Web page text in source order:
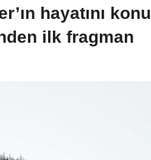
hayatını konu
ilk fragman